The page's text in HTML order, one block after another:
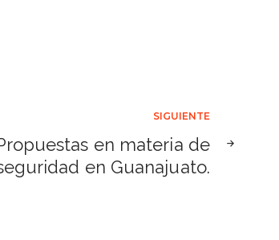
SIGUIENTE
en materia de
en Guanajuato.